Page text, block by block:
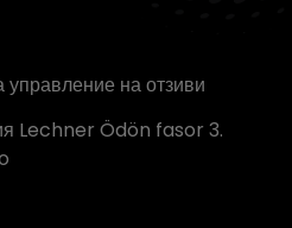
на отзиви
Lechner Ödön fasor 3.